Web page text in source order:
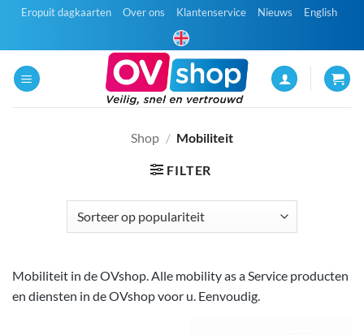
inhoud
Eropuit dagkaarten Over ons Klantenservice Nieuws English
Shop / Mobiliteit
FILTER
Mobiliteit in de OVshop. Alle mobility as a Service producten
en diensten in de OVshop voor u. Eenvoudig.